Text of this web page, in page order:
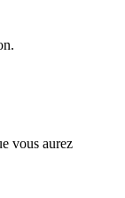
vous aurez